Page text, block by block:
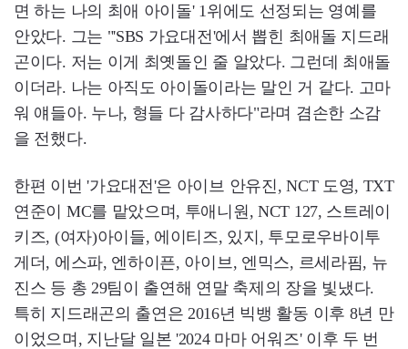
면 하는 나의 최애 아이돌' 1위에도 선정되는 영예를
안았다. 그는 "'SBS 가요대전'에서 뽑힌 최애돌 지드래
곤이다. 저는 이게 최옛돌인 줄 알았다. 그런데 최애돌
이더라. 나는 아직도 아이돌이라는 말인 거 같다. 고마
워 얘들아. 누나, 형들 다 감사하다"라며 겸손한 소감
을 전했다.
한편 이번 '가요대전'은 아이브 안유진, NCT 도영, TXT
연준이 MC를 맡았으며, 투애니원, NCT 127, 스트레이
키즈, (여자)아이들, 에이티즈, 있지, 투모로우바이투
게더, 에스파, 엔하이픈, 아이브, 엔믹스, 르세라핌, 뉴
진스 등 총 29팀이 출연해 연말 축제의 장을 빛냈다.
특히 지드래곤의 출연은 2016년 빅뱅 활동 이후 8년 만
이었으며, 지난달 일본 '2024 마마 어워즈' 이후 두 번